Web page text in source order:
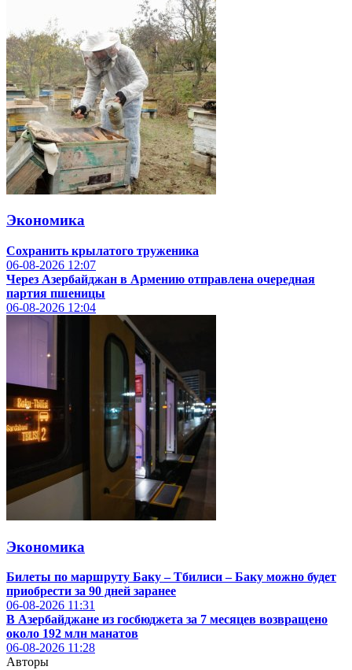
Экономика
Сохранить крылатого труженика
06-08-2026 12:07
Через Азербайджан в Армению отправлена очередная
партия пшеницы
06-08-2026 12:04
Экономика
Билеты по маршруту Баку – Тбилиси – Баку можно будет
приобрести за 90 дней заранее
06-08-2026 11:31
В Азербайджане из госбюджета за 7 месяцев возвращено
около 192 млн манатов
06-08-2026 11:28
Авторы